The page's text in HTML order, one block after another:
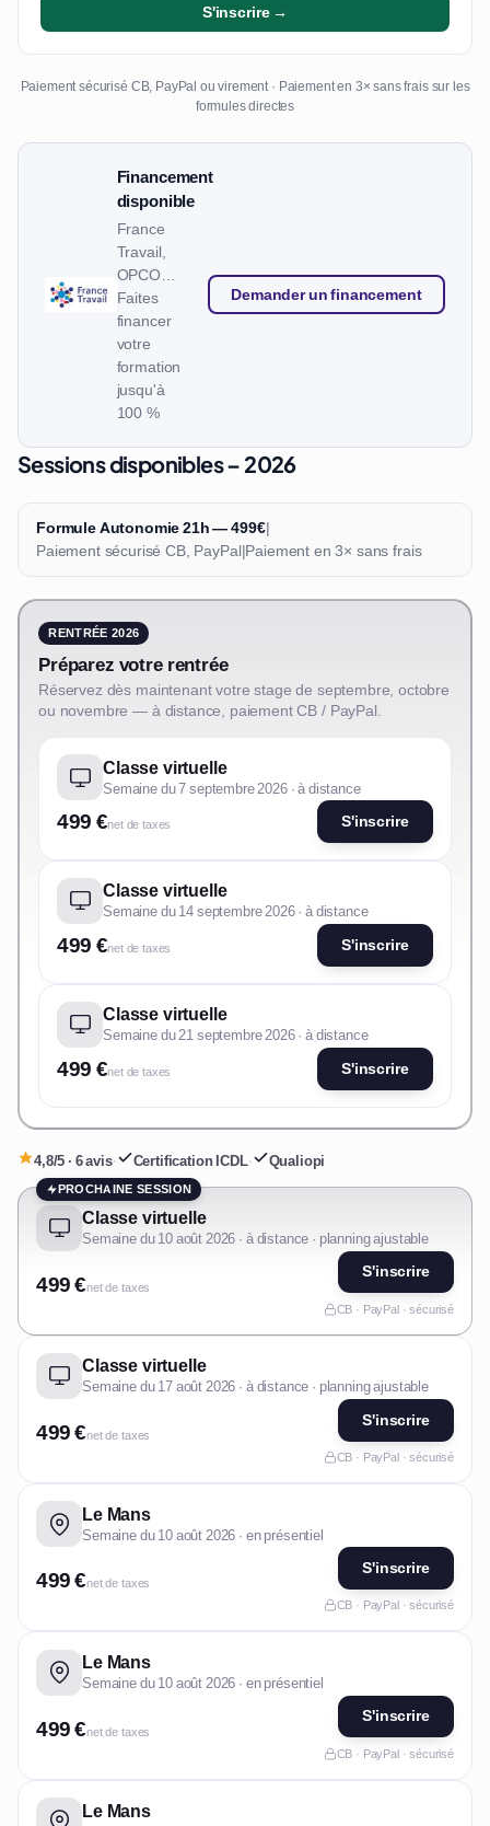
S'inscrire →
Paiement sécurisé CB, PayPal ou virement · Paiement en 3× sans frais sur les
formules directes
Financement
disponible
France
Travail,
OPCO…
Faites
financer
votre
formation
jusqu'à
100 %
Demander un financement
Sessions disponibles – 2026
Formule Autonomie 21h — 499€|
Paiement sécurisé CB, PayPal|Paiement en 3× sans frais
RENTRÉE 2026
Préparez votre rentrée
Réservez dès maintenant votre stage de septembre, octobre
ou novembre — à distance, paiement CB / PayPal.
Classe virtuelle
Semaine du 7 septembre 2026 · à distance
499 €net de taxes S'inscrire
Classe virtuelle
Semaine du 14 septembre 2026 · à distance
499 €net de taxes S'inscrire
Classe virtuelle
Semaine du 21 septembre 2026 · à distance
499 €net de taxes S'inscrire
4,8/5 · 6 avis· Certification ICDL· Qualiopi
PROCHAINE SESSION
Classe virtuelle
Semaine du 10 août 2026 · à distance · planning ajustable
499 €net de taxes
S'inscrire
CB · PayPal · sécurisé
Classe virtuelle
Semaine du 17 août 2026 · à distance · planning ajustable
499 €net de taxes
S'inscrire
CB · PayPal · sécurisé
Le Mans
Semaine du 10 août 2026 · en présentiel
499 €net de taxes
S'inscrire
CB · PayPal · sécurisé
Le Mans
Semaine du 10 août 2026 · en présentiel
499 €net de taxes
S'inscrire
CB · PayPal · sécurisé
Le Mans